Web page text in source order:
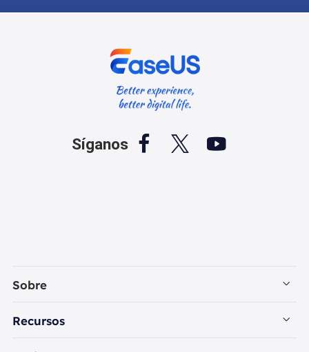
Síganos   
Sobre
Empresa
Recursos